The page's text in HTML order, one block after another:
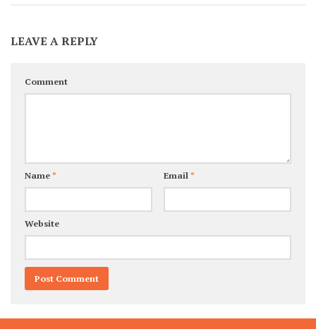
LEAVE A REPLY
Comment
Name* Email*
Website